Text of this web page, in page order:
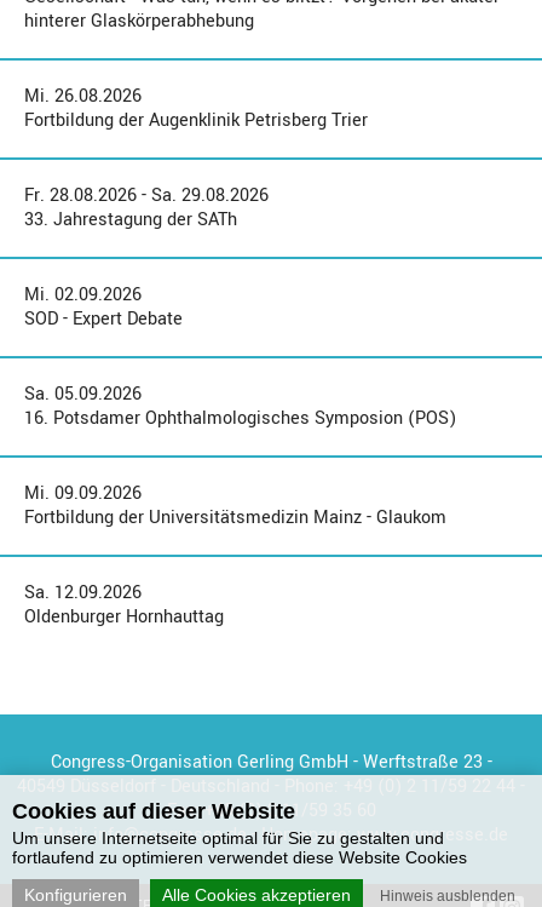
hinterer Glaskörperabhebung
Mi. 26.08.2026
Fortbildung der Augenklinik Petrisberg Trier
Fr. 28.08.2026 - Sa. 29.08.2026
33. Jahrestagung der SATh
Mi. 02.09.2026
SOD - Expert Debate
Sa. 05.09.2026
16. Potsdamer Ophthalmologisches Symposion (POS)
Mi. 09.09.2026
Fortbildung der Universitätsmedizin Mainz - Glaukom
Sa. 12.09.2026
Oldenburger Hornhauttag
Congress-Organisation Gerling GmbH - Werftstraße 23 -
Fax:+49 (0) 2 11/59 35 60
E-Mail:info@congresse.de- Homepage:www.congresse.de
Cookies auf dieser Website
Um unsere Internetseite optimal für Sie zu gestalten und
fortlaufend zu optimieren verwendet diese Website Cookies
Konfigurieren
Alle Cookies akzeptieren Hinweis ausblenden